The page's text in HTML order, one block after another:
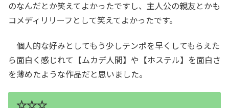
のなんだとか笑えてよかったですし、主人公の親友とかも
コメディリリーフとして笑えてよかったです。
個人的な好みとしてもう少しテンポを早くしてもらえた
ら面白く感じれて【ムカデ人間】や【ホステル】を面白さ
を薄めたような作品だと思いました。
☆☆☆